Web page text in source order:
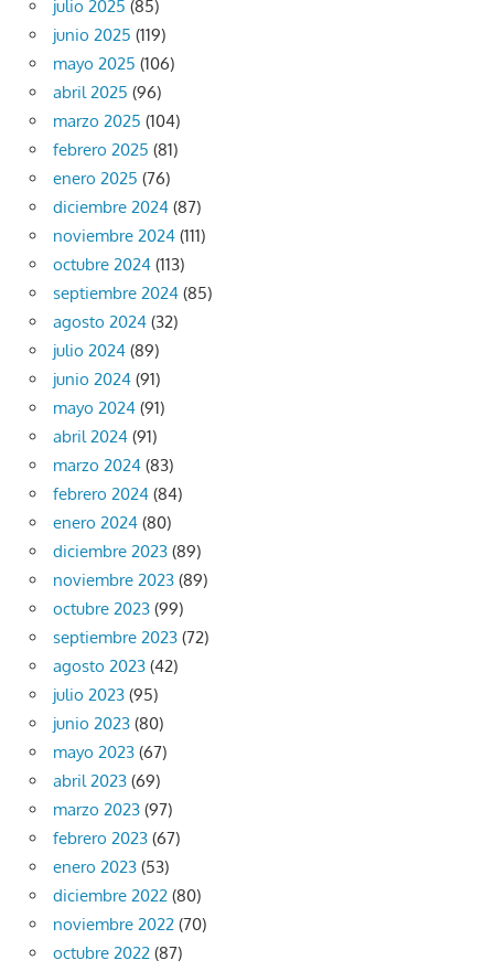
julio 2025 (85)
junio 2025 (119)
mayo 2025 (106)
abril 2025 (96)
marzo 2025 (104)
febrero 2025 (81)
enero 2025 (76)
diciembre 2024 (87)
noviembre 2024 (111)
octubre 2024 (113)
septiembre 2024 (85)
agosto 2024 (32)
julio 2024 (89)
junio 2024 (91)
mayo 2024 (91)
abril 2024 (91)
marzo 2024 (83)
febrero 2024 (84)
enero 2024 (80)
diciembre 2023 (89)
noviembre 2023 (89)
octubre 2023 (99)
septiembre 2023 (72)
agosto 2023 (42)
julio 2023 (95)
junio 2023 (80)
mayo 2023 (67)
abril 2023 (69)
marzo 2023 (97)
febrero 2023 (67)
enero 2023 (53)
diciembre 2022 (80)
noviembre 2022 (70)
octubre 2022 (87)